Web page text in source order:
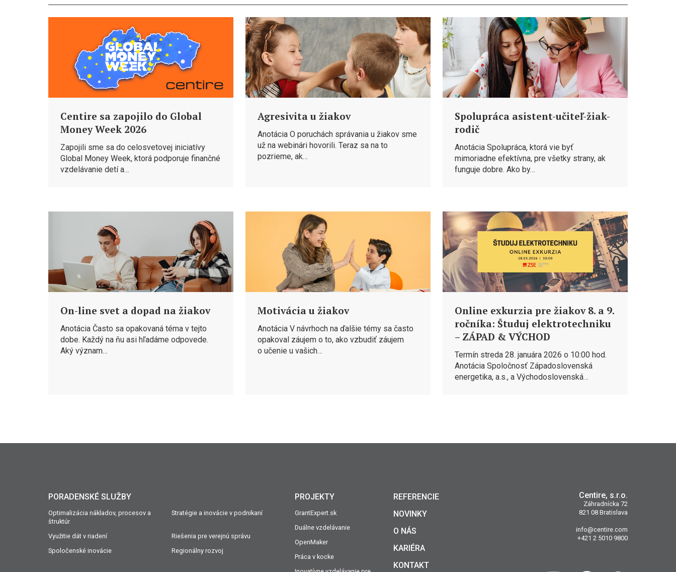
Centire sa zapojilo do Global
Money Week 2026
Zapojili sme sa do celosvetovej iniciatívy
Global Money Week, ktorá podporuje finančné
vzdelávanie detí a…
Agresivita u žiakov
Anotácia O poruchách správania u žiakov sme
už na webinári hovorili. Teraz sa na to
pozrieme, ak…
Spolupráca asistent-učiteľ-žiak-
rodič
Anotácia Spolupráca, ktorá vie byť
mimoriadne efektívna, pre všetky strany, ak
funguje dobre. Ako by…
On-line svet a dopad na žiakov
Anotácia Často sa opakovaná téma v tejto
dobe. Každý na ňu asi hľadáme odpovede.
Aký význam…
Motivácia u žiakov
Anotácia V návrhoch na ďalšie témy sa často
opakoval záujem o to, ako vzbudiť záujem
o učenie u vašich…
Online exkurzia pre žiakov 8. a 9.
ročníka: Študuj elektrotechniku
– ZÁPAD & VÝCHOD
Termín streda 28. januára 2026 o 10:00 hod.
Anotácia Spoločnosť Západoslovenská
energetika, a.s., a Východoslovenská…
PORADENSKÉ SLUŽBY
Optimalizácia nákladov, procesov a
štruktúr
Stratégie a inovácie v podnikaní
Využitie dát v riadení
Riešenia pre verejnú správu
Spoločenské inovácie
Regionálny rozvoj
PROJEKTY
GrantExpert.sk
Duálne vzdelávanie
OpenMaker
Práca v kocke
REFERENCIE
NOVINKY
O NÁS
KARIÉRA
KONTAKT
Centire, s.r.o.
Záhradnícka 72
821 08 Bratislava
info@centire.com
+421 2 5010 9800